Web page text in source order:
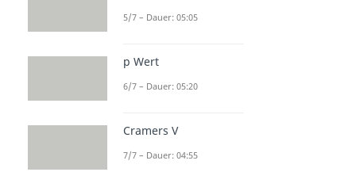
5/7 – Dauer: 05:05
p Wert
6/7 – Dauer: 05:20
Cramers V
7/7 – Dauer: 04:55